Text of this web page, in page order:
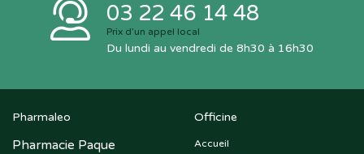
03 22 46 14 48
Prix d’un appel local
Du lundi au vendredi de 8h30 à 16h30
Pharmaleo
Pharmacie Paque
Officine
Accueil